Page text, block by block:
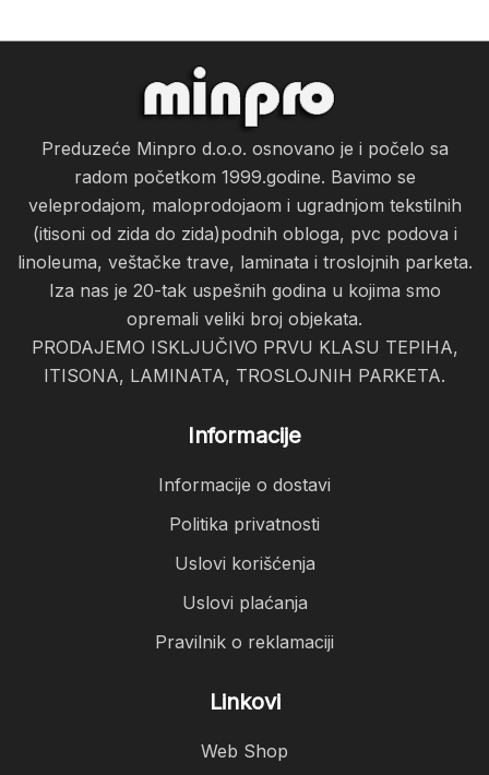
Preduzeće Minpro d.o.o. osnovano je i počelo sa
radom početkom 1999.godine. Bavimo se
veleprodajom, maloprodojaom i ugradnjom tekstilnih
(itisoni od zida do zida)podnih obloga, pvc podova i
linoleuma, veštačke trave, laminata i troslojnih parketa.
Iza nas je 20-tak uspešnih godina u kojima smo
opremali veliki broj objekata.
PRODAJEMO ISKLJUČIVO PRVU KLASU TEPIHA,
ITISONA, LAMINATA, TROSLOJNIH PARKETA.
Informacije
Informacije o dostavi
Politika privatnosti
Uslovi korišćenja
Uslovi plaćanja
Pravilnik o reklamaciji
Linkovi
Web Shop